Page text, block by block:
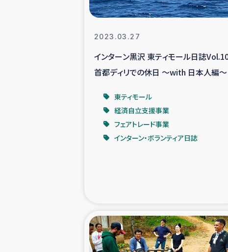
インターン・ボ
ガザ地区におけ
ガザ地区における
ふりかけ普及と食生活
トルコ・シリア
コーヒー
2023.03.27
インターン黒沢 東ティモール日誌
首都ディリでの休日 ～with 日本人編～
東ティモール
経済自立支援事業
フェアトレード事業
インターン・ボランティア日誌